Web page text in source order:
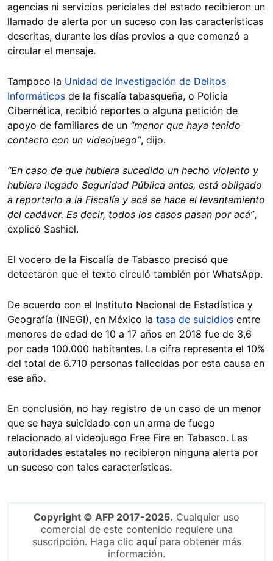
agencias ni servicios periciales del estado recibieron un
llamado de alerta por un suceso con las características
descritas, durante los días previos a que comenzó a
circular el mensaje.
Tampoco la Unidad de Investigación de Delitos
Informáticos de la fiscalía tabasqueña, o Policía
Cibernética, recibió reportes o alguna petición de
apoyo de familiares de un “menor que haya tenido
contacto con un videojuego”, dijo.
“En caso de que hubiera sucedido un hecho violento y
hubiera llegado Seguridad Pública antes, está obligado
a reportarlo a la Fiscalía y acá se hace el levantamiento
del cadáver. Es decir, todos los casos pasan por acá”,
explicó Sashiel.
El vocero de la Fiscalía de Tabasco precisó que
detectaron que el texto circuló también por WhatsApp.
De acuerdo con el Instituto Nacional de Estadística y
Geografía (INEGI), en México la tasa de suicidios entre
menores de edad de 10 a 17 años en 2018 fue de 3,6
por cada 100.000 habitantes. La cifra representa el 10%
del total de 6.710 personas fallecidas por esta causa en
ese año.
En conclusión, no hay registro de un caso de un menor
que se haya suicidado con un arma de fuego
relacionado al videojuego Free Fire en Tabasco. Las
autoridades estatales no recibieron ninguna alerta por
un suceso con tales características.
Copyright © AFP 2017-2025. Cualquier uso
comercial de este contenido requiere una
suscripción. Haga clic aquípara obtener más
información.